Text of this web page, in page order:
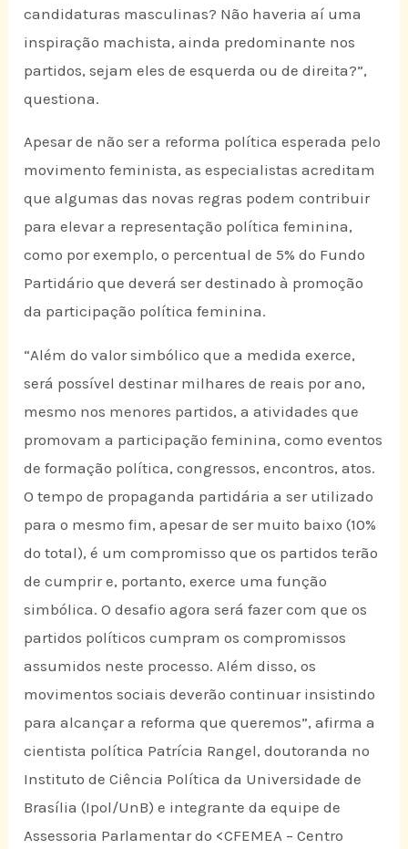
candidaturas masculinas? Não haveria aí uma
inspiração machista, ainda predominante nos
partidos, sejam eles de esquerda ou de direita?”,
questiona.
Apesar de não ser a reforma política esperada pelo
movimento feminista, as especialistas acreditam
que algumas das novas regras podem contribuir
para elevar a representação política feminina,
como por exemplo, o percentual de 5% do Fundo
Partidário que deverá ser destinado à promoção
da participação política feminina.
“Além do valor simbólico que a medida exerce,
será possível destinar milhares de reais por ano,
mesmo nos menores partidos, a atividades que
promovam a participação feminina, como eventos
de formação política, congressos, encontros, atos.
O tempo de propaganda partidária a ser utilizado
para o mesmo fim, apesar de ser muito baixo (10%
do total), é um compromisso que os partidos terão
de cumprir e, portanto, exerce uma função
simbólica. O desafio agora será fazer com que os
partidos políticos cumpram os compromissos
assumidos neste processo. Além disso, os
movimentos sociais deverão continuar insistindo
para alcançar a reforma que queremos”, afirma a
cientista política Patrícia Rangel, doutoranda no
Instituto de Ciência Política da Universidade de
Brasília (Ipol/UnB) e integrante da equipe de
Assessoria Parlamentar do <CFEMEA – Centro